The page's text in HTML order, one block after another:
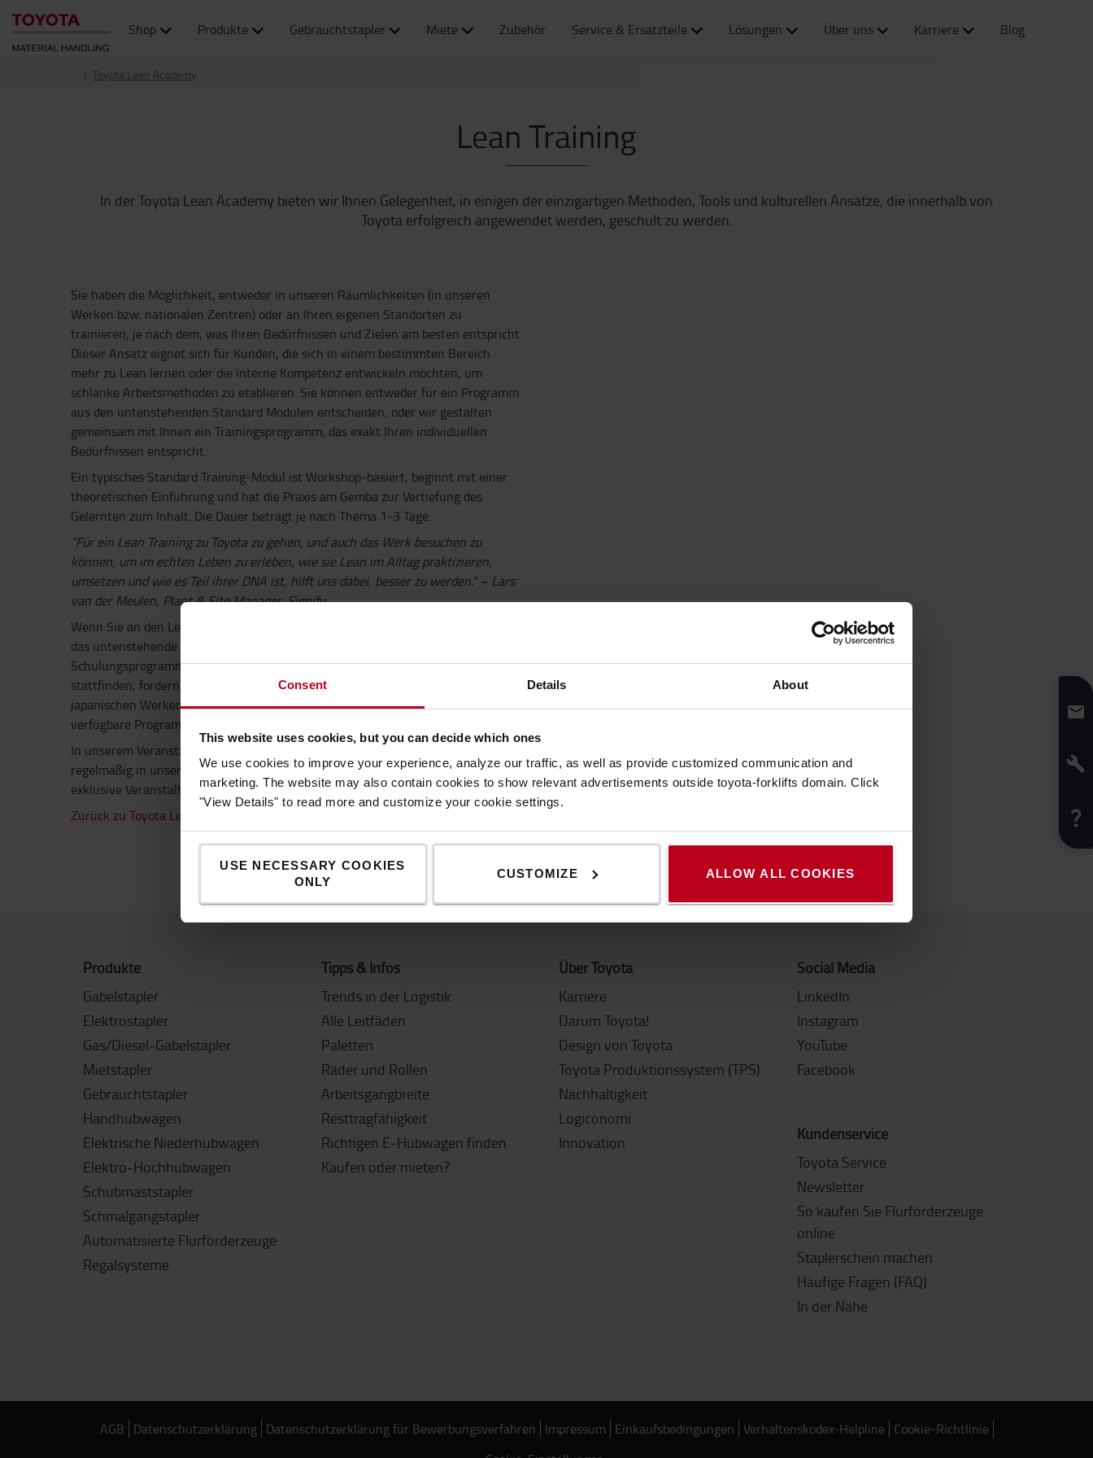
Consent Details About
This website uses cookies, but you can decide which ones
We use cookies to improve your experience, analyze our traffic, as well as provide customized communication and
marketing. The website may also contain cookies to show relevant advertisements outside toyota-forklifts domain. Click
"View Details" to read more and customize your cookie settings.
USE NECESSARY COOKIES
ONLY
CUSTOMIZE ALLOW ALL COOKIES
Shop Produkte Gebrauchtstapler Miete Zubehör Service & Ersatzteile Lösungen Über uns Karriere Blog
Toyota Lean Academy
Lean Training
In der Toyota Lean Academy bieten wir Ihnen Gelegenheit, in einigen der einzigartigen Methoden, Tools und kulturellen Ansätze, die innerhalb von
Toyota erfolgreich angewendet werden, geschult zu werden.
Sie haben die Möglichkeit, entweder in unseren Räumlichkeiten (in unseren
Werken bzw. nationalen Zentren) oder an Ihren eigenen Standorten zu
trainieren, je nach dem, was Ihren Bedürfnissen und Zielen am besten entspricht.
Dieser Ansatz eignet sich für Kunden, die sich in einem bestimmten Bereich
mehr zu Lean lernen oder die interne Kompetenz entwickeln möchten, um
schlanke Arbeitsmethoden zu etablieren. Sie können entweder für ein Programm
aus den untenstehenden Standard Modulen entscheiden, oder wir gestalten
gemeinsam mit Ihnen ein Trainingsprogramm, das exakt Ihren individuellen
Bedürfnissen entspricht.
Ein typisches Standard Training-Modul ist Workshop-basiert, beginnt mit einer
theoretischen Einführung und hat die Praxis am Gemba zur Vertiefung des
Gelernten zum Inhalt. Die Dauer beträgt je nach Thema 1-3 Tage.
"Für ein Lean Training zu Toyota zu gehen, und auch das Werk besuchen zu
können, um im echten Leben zu erleben, wie sie Lean im Alltag praktizieren,
umsetzen und wie es Teil ihrer DNA ist, hilft uns dabei, besser zu werden." – Lars
van der Meulen, Plant & Site Manager, Signify.
Wenn Sie an den Lean-Trainingsprogrammen interessiert sind, nutzen Sie bitte
das untenstehende Formular zur Kontaktaufnahme. Sollten Sie an den
Schulungsprogrammen interessiert sein, die in unseren japanischen Werken
stattfinden, fordern Sie bitte schriftlich Informationen über "Trainings in
japanischen Werken" an, und wir benachrichtigen Sie sobald das nächste
verfügbare Programm feststeht.
In unserem Veranstaltungskalender finden Sie auch offene Schulungen, die
regelmäßig in unseren europäischen Servicecentern stattfinden, sowie einige
exklusive Veranstaltungen, die wir in unseren europäischen Werken anbieten.
Zurück zu Toyota Lean Academy >>
Produkte
Gabelstapler
Elektrostapler
Gas/Diesel-Gabelstapler
Mietstapler
Gebrauchtstapler
Handhubwagen
Elektrische Niederhubwagen
Elektro-Hochhubwagen
Schubmaststapler
Schmalgangstapler
Automatisierte Flurförderzeuge
Regalsysteme
Tipps & Infos
Trends in der Logistik
Alle Leitfäden
Paletten
Räder und Rollen
Arbeitsgangbreite
Resttragfähigkeit
Richtigen E-Hubwagen finden
Kaufen oder mieten?
Über Toyota
Karriere
Darum Toyota!
Design von Toyota
Toyota Produktionssystem (TPS)
Nachhaltigkeit
Logiconomi
Innovation
Social Media
LinkedIn
Instagram
YouTube
Facebook
Kundenservice
Toyota Service
Newsletter
So kaufen Sie Flurförderzeuge
online
Staplerschein machen
Häufige Fragen (FAQ)
In der Nähe
AGB Datenschutzerklärung Datenschutzerklärung für Bewerbungsverfahren Impressum Einkaufsbedingungen Verhaltenskodex-Helpline Cookie-Richtlinie